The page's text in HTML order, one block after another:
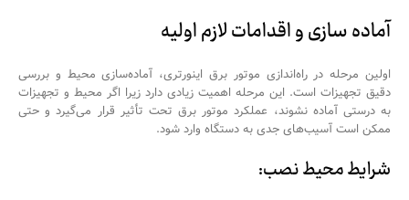
آماده سازی و اقدامات لازم اولیه
اولین مرحله در راه‌اندازی موتور برق اینورتری، آماده‌سازی محیط و بررسی
دقیق تجهیزات است. این مرحله اهمیت زیادی دارد زیرا اگر محیط و تجهیزات
به درستی آماده نشوند، عملکرد موتور برق تحت تأثیر قرار می‌گیرد و حتی
ممکن است آسیب‌های جدی به دستگاه وارد شود.
شرایط محیط نصب: